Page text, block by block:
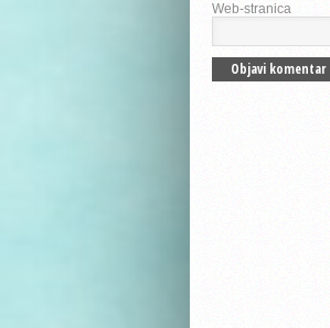
Web-stranica